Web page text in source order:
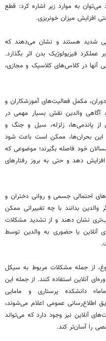
به موارد زیر اشاره کرد: قطع
افزایش میزان خونریزی.
شدید هستند و نشان می‌دهند که
عملکرد فیزیولوژیک بدن اثر بگذارد.
آنها در کلاس‌های کلاسیک و مجازی،
مکمل فعالیت‌های آموزشکاران و
آگاهی والدین نقش بسیار مهمی در
از پاندمی‌ها، زلزله، سیل و جنگ و
این بحران‌ها، ممکن است باعث شود
خود فاصله بگیرند؛ موضوعی که
دهد و حتی به بروز رفتارهای
احتمالی جسمی و روانی دختران و
بدانند با چه تغییراتی ممکن
نشان دهند و از تشدید مشکلات
آنلاین یا حضوری به والدین توسط
از جمله مشکلات مربوط به سیکل
آنلاین استفاده کنند. از جمله این
دانشکده پرستاری و مامایی
که از طریق اطلاع‌رسانی عمومی اعلام می‌شوند،
آنلاین نیز وجود دارد که می‌تواند
را آسان‌تر کند.